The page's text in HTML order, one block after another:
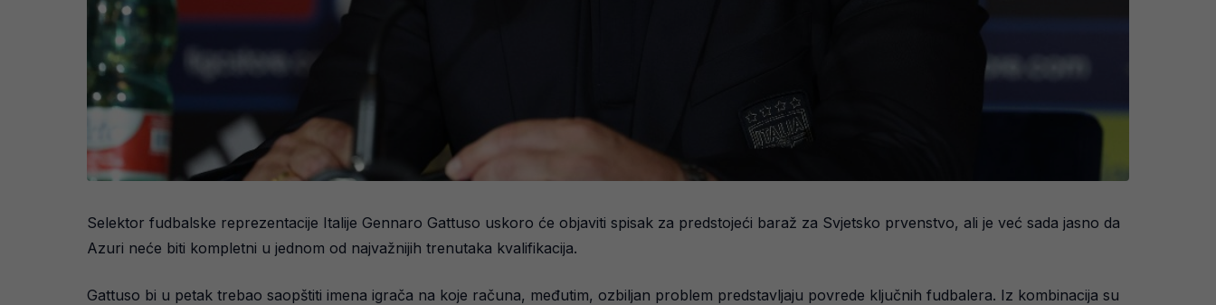
Selektor fudbalske reprezentacije Italije Gennaro Gattuso uskoro će objaviti spisak za predstojeći baraž za Svjetsko prvenstvo, ali je već sada jasno da
Azuri neće biti kompletni u jednom od najvažnijih trenutaka kvalifikacija.
Gattuso bi u petak trebao saopštiti imena igrača na koje računa, međutim, ozbiljan problem predstavljaju povrede ključnih fudbalera. Iz kombinacija su